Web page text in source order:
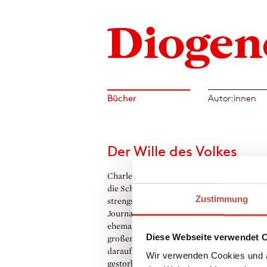
Zustimmung
Diese Webseite verwendet
Wir verwenden Cookies und
Bücher Autor:innen
Der Wille des Volkes
Charles Lewinsky zeichnet eine Zukunft, in
die Schweiz von Rechtspopulisten regiert
strengstens überwacht wird. Der
Journalist Kurt Weilemann wird von
ehemaligen Kollegen Derendinger auf einen
großen Skandal aufmerksam gemacht.
darauf erfährt Weilemann, dass
gestorben ist. Er glaubt der offiziellen